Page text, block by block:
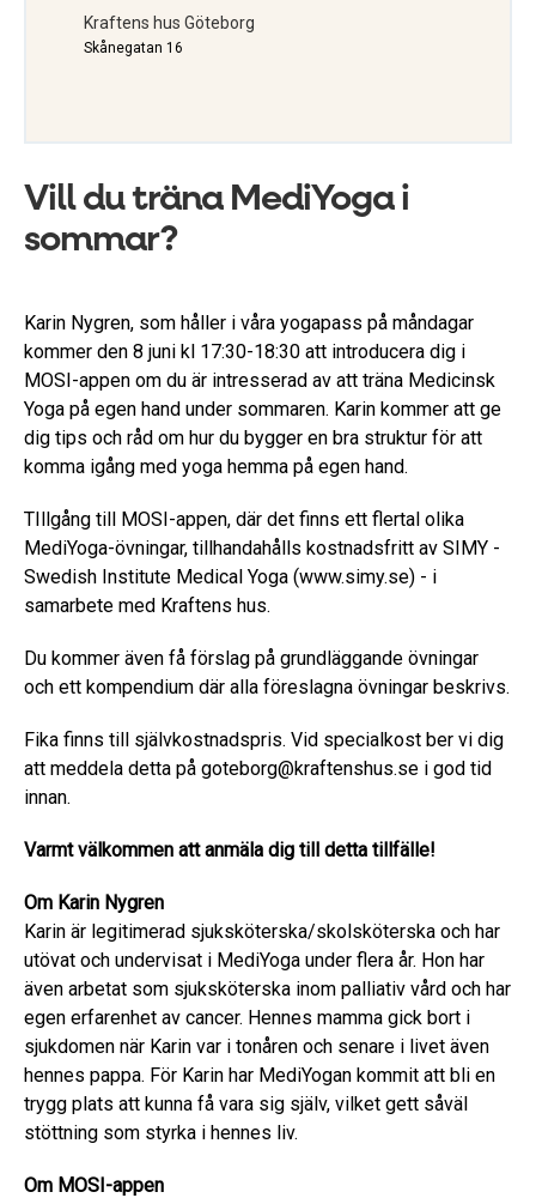
Kraftens hus Göteborg
Skånegatan 16
Vill du träna MediYoga i
sommar?
Karin Nygren, som håller i våra yogapass på måndagar
kommer den 8 juni kl 17:30-18:30 att introducera dig i
MOSI-appen om du är intresserad av att träna Medicinsk
Yoga på egen hand under sommaren. Karin kommer att ge
dig tips och råd om hur du bygger en bra struktur för att
komma igång med yoga hemma på egen hand.
TIllgång till MOSI-appen, där det finns ett flertal olika
MediYoga-övningar, tillhandahålls kostnadsfritt av SIMY -
Swedish Institute Medical Yoga (www.simy.se) - i
samarbete med Kraftens hus.
Du kommer även få förslag på grundläggande övningar
och ett kompendium där alla föreslagna övningar beskrivs.
Fika finns till självkostnadspris. Vid specialkost ber vi dig
att meddela detta på goteborg@kraftenshus.se i god tid
innan.
Varmt välkommen att anmäla dig till detta tillfälle!
Om Karin Nygren
Karin är legitimerad sjuksköterska/skolsköterska och har
utövat och undervisat i MediYoga under flera år. Hon har
även arbetat som sjuksköterska inom palliativ vård och har
egen erfarenhet av cancer. Hennes mamma gick bort i
sjukdomen när Karin var i tonåren och senare i livet även
hennes pappa. För Karin har MediYogan kommit att bli en
trygg plats att kunna få vara sig själv, vilket gett såväl
stöttning som styrka i hennes liv.
Om MOSI-appen